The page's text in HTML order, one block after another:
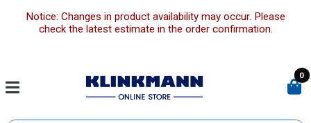
Notice: Changes in product availability may occur. Please
check the latest estimate in the order confirmation.
0